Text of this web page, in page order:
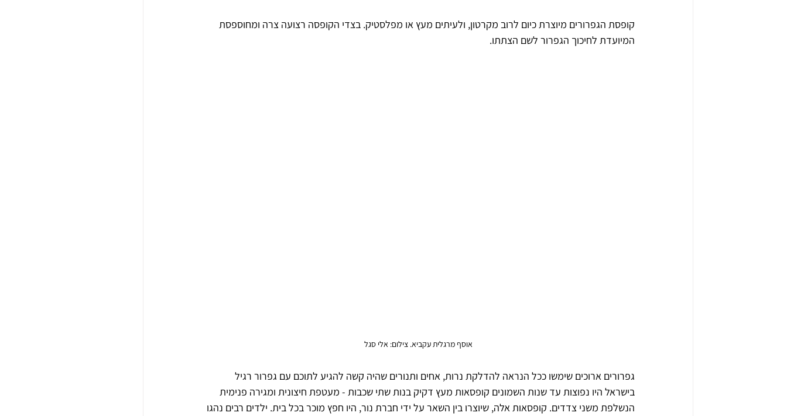
קופסת הגפרורים מיוצרת כיום לרוב מקרטון, ולעיתים מעץ או מפלסטיק. בצדי הקופסה רצועה צרה ומחוספסת
המיועדת לחיכוך הגפרור לשם הצתתו.
אוסף מרגלית עקביא. צילום: אלי סגל
גפרורים ארוכים שימשו ככל הנראה להדלקת נרות, אחים ותנורים שהיה קשה להגיע לתוכם עם גפרור רגיל
בישראל היו נפוצות עד שנות השמונים קופסאות מעץ דקיק בנות שתי שכבות - מעטפת חיצונית ומגירה פנימית
הנשלפת משני צדדים. קופסאות אלה, שיוצרו בין השאר על ידי חברת נור, היו חפץ מוכר בכל בית. ילדים רבים נהגו